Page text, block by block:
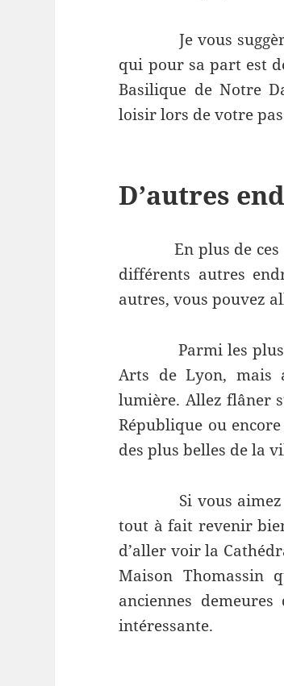
Je vous suggère
qui pour sa part est
Basilique de Notre
loisir lors de votre
D’autres
En plus de ces
différents autres
autres, vous pouvez
Parmi les plus
Arts de Lyon, mais
lumière. Allez flâner
République ou
des plus belles de la
Si vous
tout à fait revenir
d’aller voir la
Maison Thomassin
anciennes
intéressante.